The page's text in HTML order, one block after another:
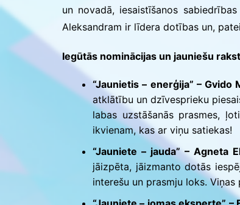
un novadā, iesaistīšanos
Aleksandram ir līdera dotības un,
Iegūtās nominācijas un jauniešu
“Jaunietis – enerģija” – Gvido
atklātību un dzīvesprieku
labas uzstāšanās prasmes,
ikvienam, kas ar viņu satiekas!
“Jauniete – jauda” – Agneta
jāizpēta, jāizmanto dotās
interešu un prasmju loks.